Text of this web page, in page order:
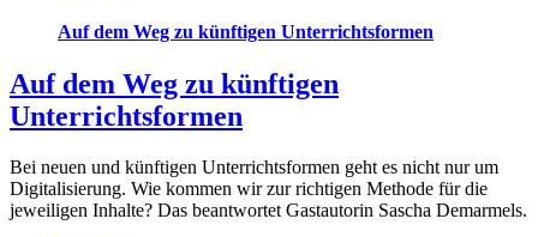
Auf dem Weg zu künftigen Unterrichtsformen
Auf dem Weg zu künftigen
Unterrichtsformen
Bei neuen und künftigen Unterrichtsformen geht es nicht nur um
Digitalisierung. Wie kommen wir zur richtigen Methode für die
jeweiligen Inhalte? Das beantwortet Gastautorin Sascha Demarmels.